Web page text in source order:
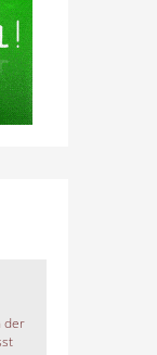
der